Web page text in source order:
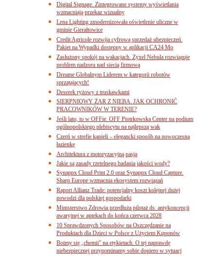
Digital Signage. Zintegrowane systemy wyświetlania
wzmacniają przekaz wizualny
Lena Lighting zmodernizowała oświetlenie uliczne w
gminie Gierałtowice
Credit Agricole rozwija cyfrową sprzedaż ubezpieczeń.
Pakiet na Wypadki dostępny w aplikacji CA24 Mo
Zasłużony spokój na wakacjach. Zyxel Nebula rozwiązuje
problem nadzoru nad siecią firmową
Dreame Globalnym Liderem w kategorii robotów
sprzątających!
Deserek ryżowy z truskawkami
SIERPNIOWY ŻAR Z NIEBA. JAK OCHRONIĆ
PRACOWNIKÓW W TERENIE?
Jeśli lato, to w OFFie. OFF Piotrkowska Center na podium
ogólnopolskiego plebiscytu na najlepszą wak
Czerń w strefie kąpieli – elegancki sposób na nowoczesną
łazienkę
Architektura z motoryzacyjną pasją
Jakie są zasady rzetelnego badania jakości wody?
Synappx Cloud Print 2.0 oraz Synappx Cloud Capture.
Sharp Europe wzmacnia ekosystem rozwiązań
Raport Allianz Trade: potencjalny koszt kolejnej dużej
powodzi dla polskiej gospodarki
Ministerstwo Zdrowia przedłuża pilotaż ds. antykoncepcji
awaryjnej w aptekach do końca czerwca 2028
10 Sprawdzonych Sposobów na Oszczędzanie na
Produktach dla Dzieci w Polsce z Użyciem Kuponów
Boimy się „chemii” na etykietach. O tej naprawdę
niebezpiecznej przypominamy sobie dopiero w sytuacj